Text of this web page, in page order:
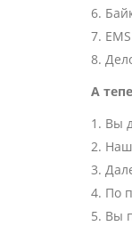
6.
7.
8.
А
1. Вы
2. Наш
3.
4. По
5. Вы